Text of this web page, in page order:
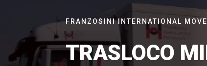
FRANZOSINI INTERNATIONAL
TRASLOCO